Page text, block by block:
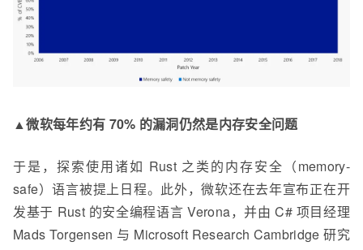
▲微软每年约有 70% 的漏洞仍然是内存安全问题
于是，探索使用诸如 Rust 之类的内存安全（memory-
safe）语言被提上日程。此外，微软还在去年宣布正在开
发基于 Rust 的安全编程语言 Verona，并由 C# 项目经理
Mads Torgensen 与 Microsoft Research Cambridge 研究